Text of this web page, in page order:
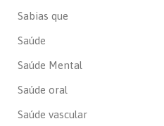
Sabias que
Saúde
Saúde Mental
Saúde oral
Saúde vascular